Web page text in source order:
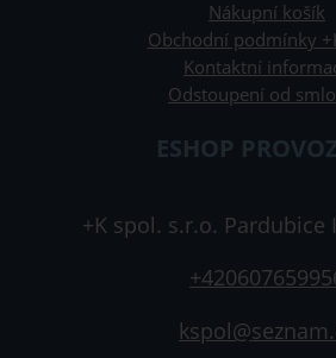
Nákupní košík
Obchodní podmínky
Kontaktní
Odstoupení od
ESHOP
+K spol. s.r.o. Pardubice